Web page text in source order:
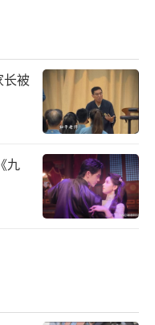
长被
九